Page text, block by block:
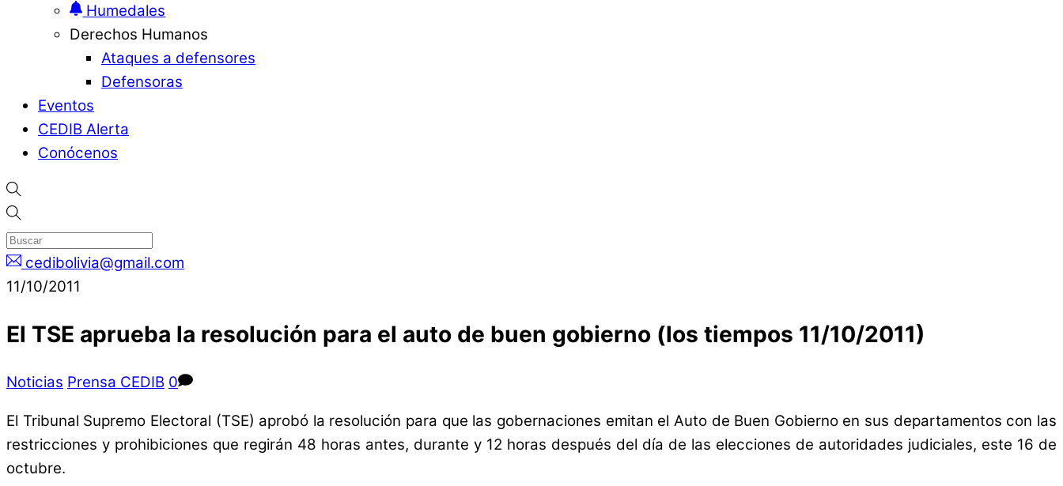
Humedales
Derechos Humanos
Ataques a defensores
Defensoras
Eventos
CEDIB Alerta
Conócenos
cedibolivia@gmail.com
11/10/2011
El TSE aprueba la resolución para el auto de buen gobierno (los tiempos 11/10/2011)
Noticias Prensa CEDIB 0
El Tribunal Supremo Electoral (TSE) aprobó la resolución para que las gobernaciones emitan el Auto de Buen Gobierno en sus departamentos con las
restricciones y prohibiciones que regirán 48 horas antes, durante y 12 horas después del día de las elecciones de autoridades judiciales, este 16 de
octubre.